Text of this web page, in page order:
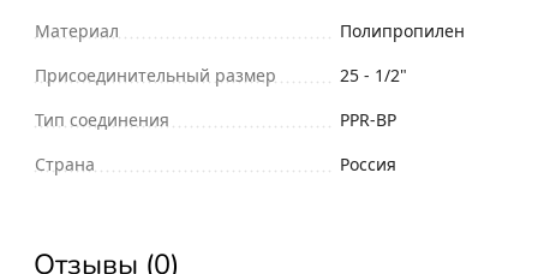
Материал
Полипропилен
Присоединительный размер
25 - 1/2"
Тип соединения
PPR-ВР
Страна
Россия
Отзывы (0)